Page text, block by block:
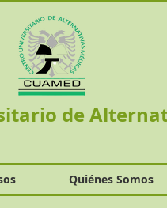
de
Quiénes Somos